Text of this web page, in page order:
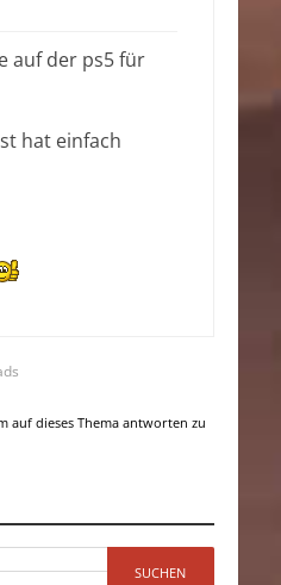
auf der ps5 für
hat einfach
auf dieses Thema antworten zu